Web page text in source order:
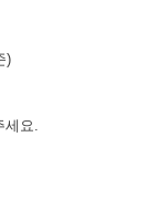
)
세요.